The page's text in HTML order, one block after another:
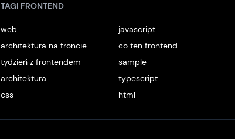
TAGI FRONTEND
web
javascript
architektura na froncie
co ten frontend
tydzień z frontendem
sample
architektura
typescript
css
html